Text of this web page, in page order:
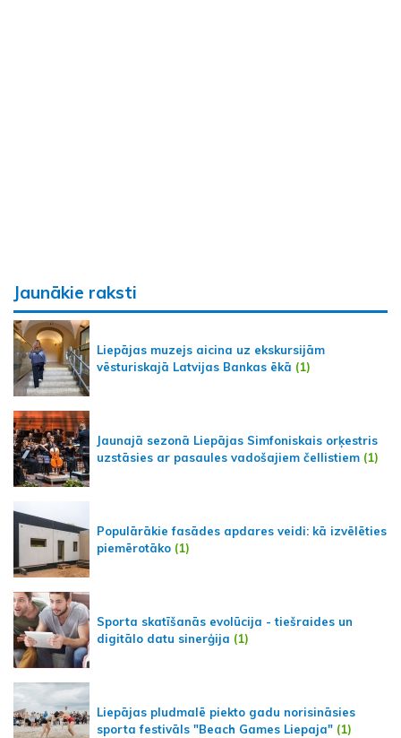
Jaunākie raksti
Liepājas muzejs aicina uz ekskursijām
vēsturiskajā Latvijas Bankas ēkā (1)
Jaunajā sezonā Liepājas Simfoniskais orķestris
uzstāsies ar pasaules vadošajiem čellistiem (1)
Populārākie fasādes apdares veidi: kā izvēlēties
piemērotāko (1)
Sporta skatīšanās evolūcija - tiešraides un
digitālo datu sinerģija (1)
Liepājas pludmalē piekto gadu norisināsies
sporta festivāls "Beach Games Liepaja" (1)